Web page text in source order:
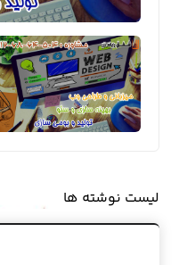
لیست نوشته ها